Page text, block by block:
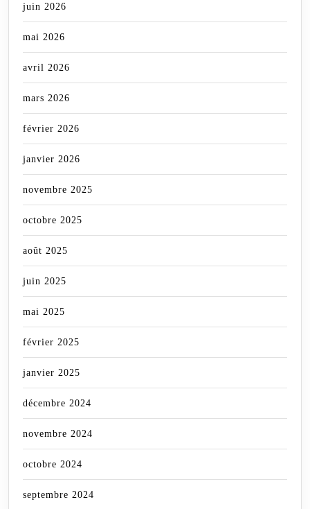
juin 2026
mai 2026
avril 2026
mars 2026
février 2026
janvier 2026
novembre 2025
octobre 2025
août 2025
juin 2025
mai 2025
février 2025
janvier 2025
décembre 2024
novembre 2024
octobre 2024
septembre 2024